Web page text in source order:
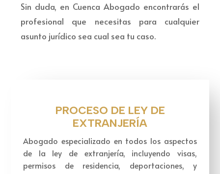
Sin duda, en Cuenca Abogado encontrarás el
profesional que necesitas para cualquier
asunto jurídico sea cual sea tu caso.
PROCESO DE LEY DE
EXTRANJERÍA
Abogado especializado en todos los aspectos
de la ley de extranjería, incluyendo visas,
permisos de residencia, deportaciones, y